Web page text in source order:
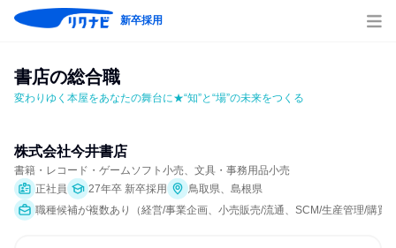
新卒採用
書店の総合職
変わりゆく本屋をあなたの舞台に★“知”と“場”の未来をつくる
株式会社今井書店
書籍・レコード・ゲームソフト小売、文具・事務用品小売
正社員
27年卒 新卒採用
鳥取県、島根県
職種候補が複数あり（経営/事業企画、小売販売/流通、SCM/生産管理/購